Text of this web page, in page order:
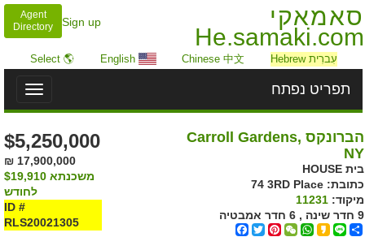
סאמאקי
He.samaki.com
Sign up
Agent
Directory
עִברִית Hebrew Chinese 中文
English
🌎 Select
Toggle
תפריט נפתח
הברונקס Carroll Gardens,
NY
בית HOUSE
כתובת: ‎74 3RD Place
מיקוד: 11231
9 חדר שינה , 6 חדר אמבטיה
FacebookTwitter
Pinterest
WeChat
WhatsAppKakaoLine
Share
$5,250,000
17,900,000 ₪
משכנתא $19,910
לחודש
ID #
RLS20021305